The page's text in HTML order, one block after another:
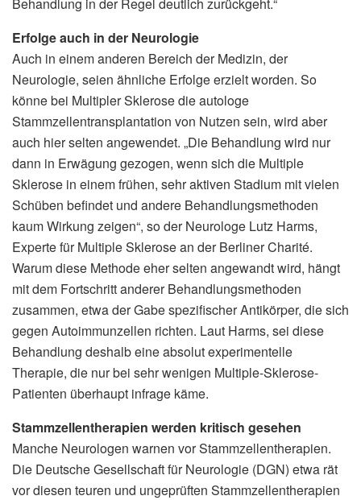
Erfolge auch in der Neurologie
Auch in einem anderen Bereich der Medizin, der
Neurologie, seien ähnliche Erfolge erzielt worden. So
könne bei Multipler Sklerose die autologe
Stammzellentransplantation von Nutzen sein, wird aber
auch hier selten angewendet. „Die Behandlung wird nur
dann in Erwägung gezogen, wenn sich die Multiple
Sklerose in einem frühen, sehr aktiven Stadium mit vielen
Schüben befindet und andere Behandlungsmethoden
kaum Wirkung zeigen“, so der Neurologe Lutz Harms,
Experte für Multiple Sklerose an der Berliner Charité.
Warum diese Methode eher selten angewandt wird, hängt
mit dem Fortschritt anderer Behandlungsmethoden
zusammen, etwa der Gabe spezifischer Antikörper, die sich
gegen Autoimmunzellen richten. Laut Harms, sei diese
Behandlung deshalb eine absolut experimentelle
Therapie, die nur bei sehr wenigen Multiple-Sklerose-
Patienten überhaupt infrage käme.
Stammzellentherapien werden kritisch gesehen
Manche Neurologen warnen vor Stammzellentherapien.
Die Deutsche Gesellschaft für Neurologie (DGN) etwa rät
vor diesen teuren und ungeprüften Stammzellentherapien